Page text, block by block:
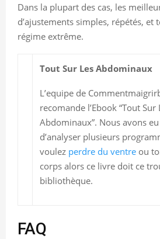
Dans la plupart des cas, les
d’ajustements simples, répétés, et
régime extrême.
Tout Sur Les Abdominaux
L’equipe de
recomande l’Ebook “Tout Sur
Abdominaux”. Nous avons eu
d’analyser plusieurs
voulez perdre du ventre ou
corps alors ce livre doit ce
bibliothèque.
FAQ